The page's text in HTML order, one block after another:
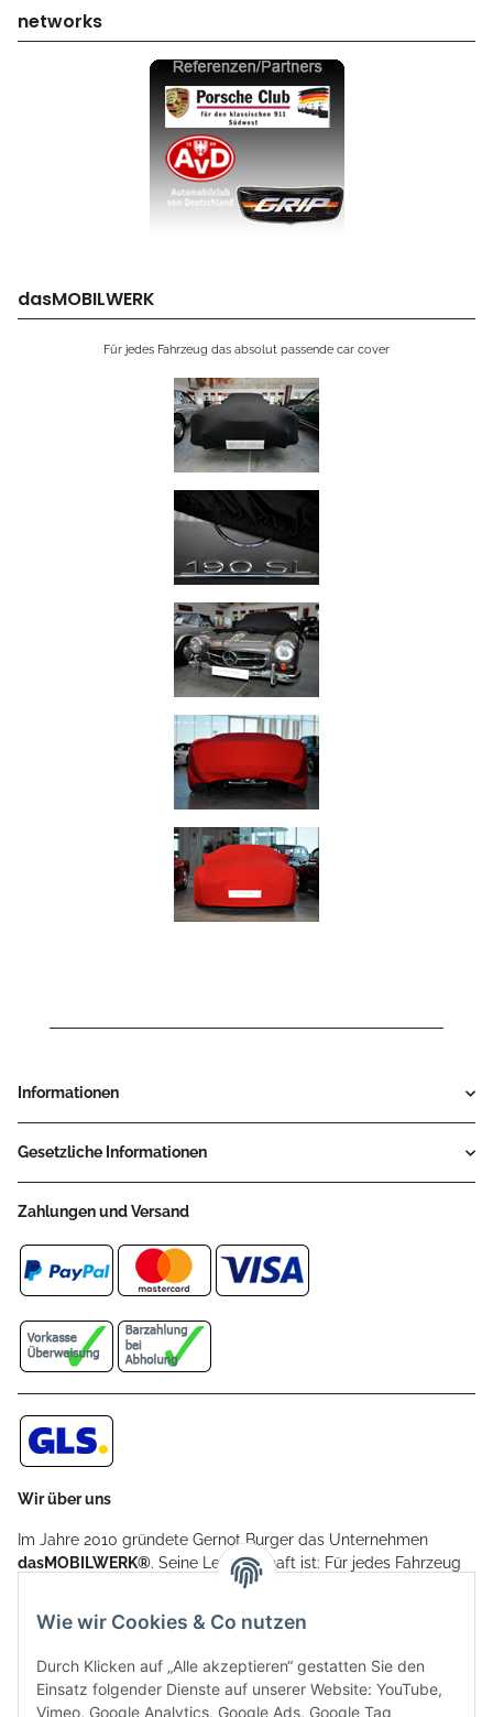
networks
dasMOBILWERK
Für jedes Fahrzeug das absolut passende car cover
Informationen
Gesetzliche Informationen
Zahlungen und Versand
Wir über uns
Im Jahre 2010 gründete Gernot Burger das Unternehmen
dasMOBILWERK®. Seine Leidenschaft ist: Für jedes Fahrzeug
ein Car Cover anzubieten - passgenau und individuell.
Aufgrund der vielen positiven Kundenrückmeldungen kamen
weitere Produkte, wie Reifenschuhe, Hardtopständer hinzu.
Seine Reifenschoner werden in Deutschland produziert und
sind mit hochwertigen Techniken und Materialien gefertigt.
Wie wir Cookies & Co nutzen
Durch Klicken auf „Alle akzeptieren“ gestatten Sie den
Einsatz folgender Dienste auf unserer Website: YouTube,
Vimeo, Google Analytics, Google Ads, Google Tag